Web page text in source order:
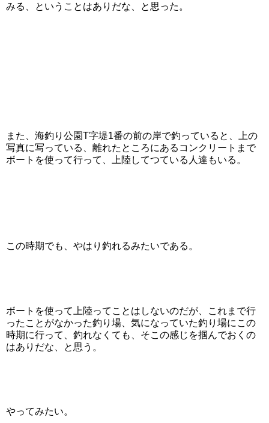
みる、ということはありだな、と思った。
また、海釣り公園T字堤1番の前の岸で釣っていると、上の
写真に写っている、離れたところにあるコンクリートまで
ボートを使って行って、上陸してつている人達もいる。
この時期でも、やはり釣れるみたいである。
ボートを使って上陸ってことはしないのだが、これまで行
ったことがなかった釣り場、気になっていた釣り場にこの
時期に行って、釣れなくても、そこの感じを掴んでおくの
はありだな、と思う。
やってみたい。